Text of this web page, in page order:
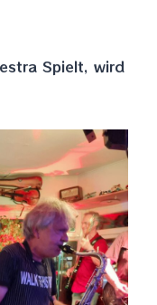
Spielt, wird